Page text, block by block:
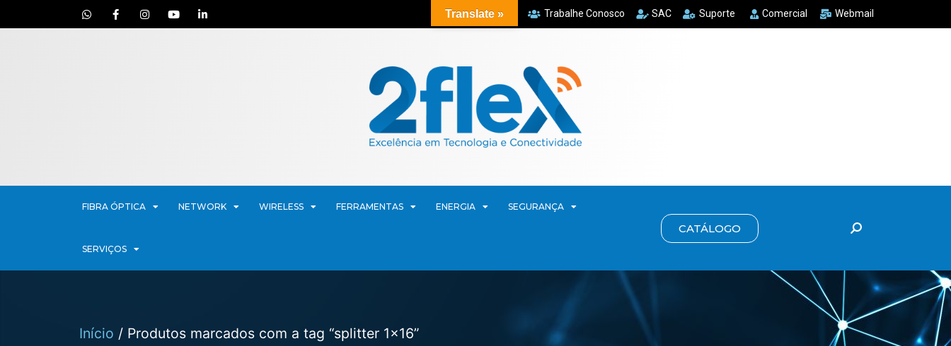
Trabalhe Conosco SAC Suporte Comercial Webmail
FIBRA ÓPTICA NETWORK WIRELESS FERRAMENTAS ENERGIA SEGURANÇA
SERVIÇOS
CATÁLOGO
Início / Produtos marcados com a tag “splitter 1x16”
Translate »